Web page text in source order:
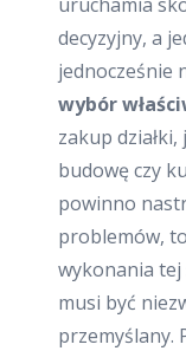
decyzyjny, a
jednocześnie
wybór
zakup
budowę czy
powinno
problemów,
wykonania
musi być
przemyślany.